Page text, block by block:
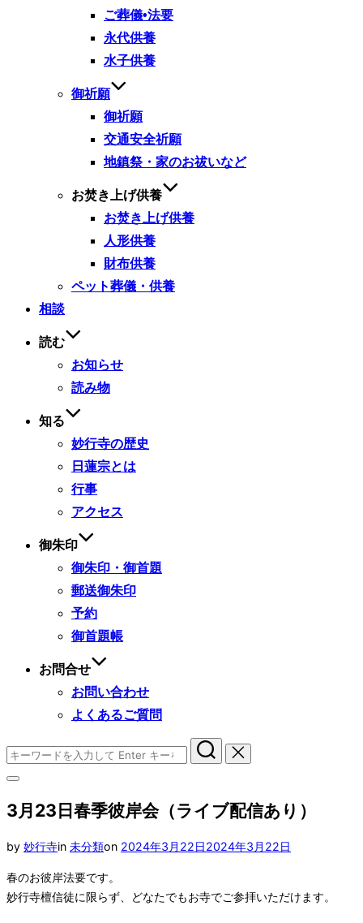
ご葬儀•法要
永代供養
水子供養
御祈願
御祈願
交通安全祈願
地鎮祭・家のお祓いなど
お焚き上げ供養
お焚き上げ供養
人形供養
財布供養
ペット葬儀・供養
相談
読む
お知らせ
読み物
知る
妙行寺の歴史
日蓮宗とは
行事
アクセス
御朱印
御朱印・御首題
郵送御朱印
予約
御首題帳
お問合せ
お問い合わせ
よくあるご質問
検
索
対
象:
サ
ド
ー
と
ナ
ビ
ゲ
3月23日春季彼岸会（ライブ配信あり）
by 妙行寺in 未分類on 投
2024年3月22日2024年3月22日
春のお彼岸法要です。
妙行寺檀信徒に限らず、どなたでもお寺でご参拝いただけます。